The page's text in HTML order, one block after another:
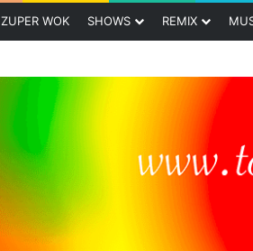
ZUPER WOK SHOWS REMIX